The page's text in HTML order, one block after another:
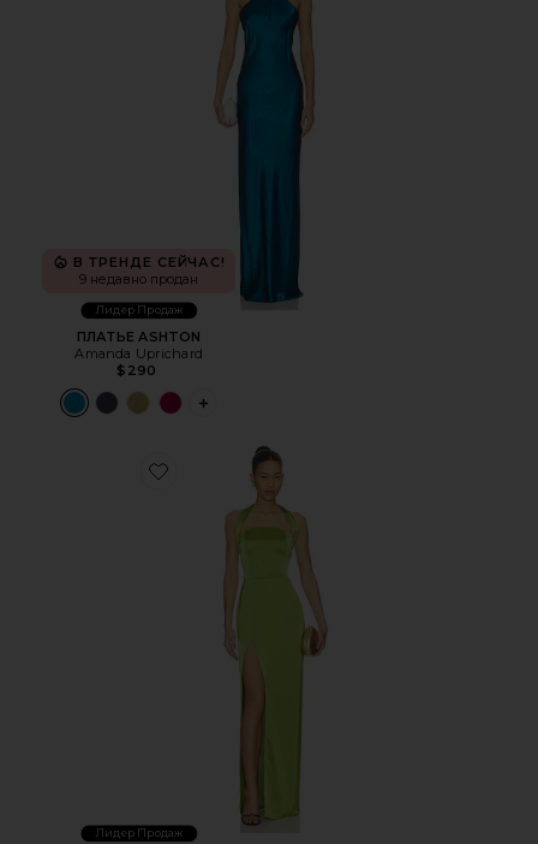
В ТРЕНДЕ СЕЙЧАС!
9 недавно продан
Лидер Продаж
ПЛАТЬЕ ASHTON
Amanda Uprichard
$290
PLUS ICON TO SEE MORE OPTIONS FOR
Favorite ПЛАТЬЕ CYNTHIA
Лидер Продаж